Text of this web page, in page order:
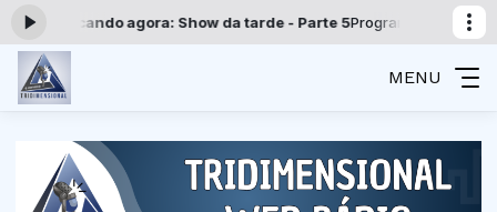
agora: Show da tarde - Parte 5Programação
MENU